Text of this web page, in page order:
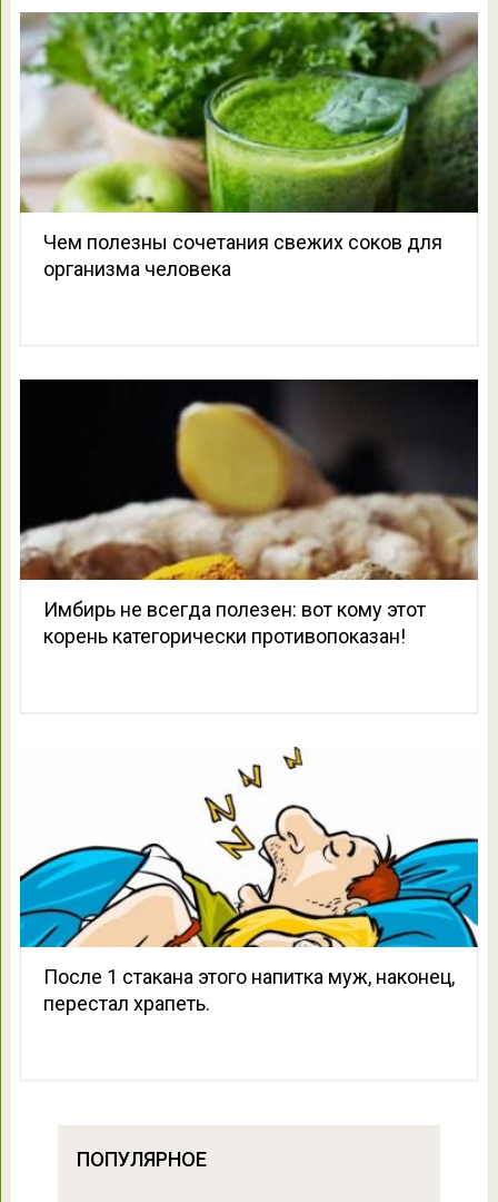
Чем полезны сочетания свежих соков для
организма человека
Имбирь не всегда полезен: вот кому этот
корень категорически противопоказан!
После 1 стакана этого напитка муж, наконец,
перестал храпеть.
ПОПУЛЯРНОЕ